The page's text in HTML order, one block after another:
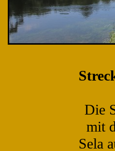
Die
mit
Sela